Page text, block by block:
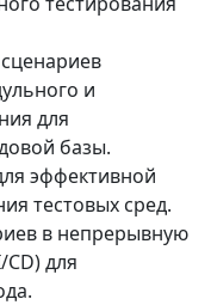
и
для
базы.
эффективной
тестовых сред.
в непрерывную
для